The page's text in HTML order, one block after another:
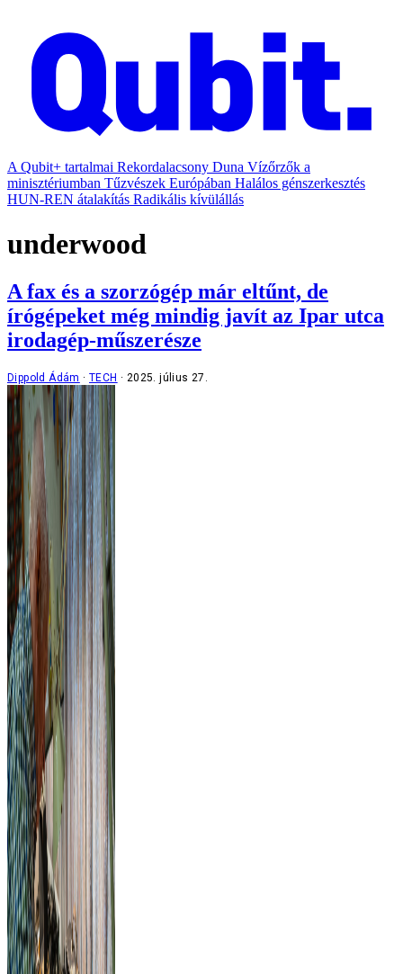
A Qubit+ tartalmai Rekordalacsony Duna Vízőrzők a
minisztériumban Tűzvészek Európában Halálos génszerkesztés
HUN-REN átalakítás Radikális kívülállás
underwood
A fax és a szorzógép már eltűnt, de
írógépeket még mindig javít az Ipar utca
irodagép-műszerésze
Dippold Ádám TECH 2025. július 27.